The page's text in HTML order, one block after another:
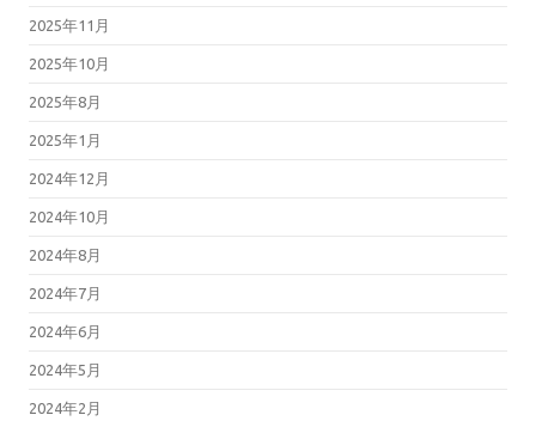
2025年11月
2025年10月
2025年8月
2025年1月
2024年12月
2024年10月
2024年8月
2024年7月
2024年6月
2024年5月
2024年2月